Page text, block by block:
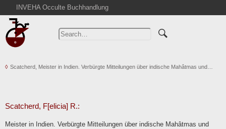
INVEHA Occulte Buchhandlung
Home
Advanced Search
CartScatcherd, Meister in Indien. Verbürgte Mitteilungen über indische Mahâtmas und…
Scatcherd, F[elicia] R.:
Meister in Indien. Verbürgte Mitteilungen über indische Mahâtmas und